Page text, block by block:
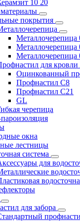
10 20
покрытия
Металлочерепица
Металлочерепица
Металлочерепица
для кровли
Оцинкованный
Профнастил С8
Профнастил С21
GL
черепица
окна
лестницы
система
для
для забора